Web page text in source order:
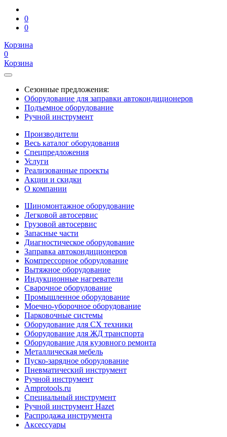
0
0
Корзина
0
Корзина
Сезонные предложения:
Оборудование для заправки автокондиционеров
Подъемное оборудование
Ручной инструмент
Производители
Весь каталог оборудования
Спецпредложения
Услуги
Реализованные проекты
Акции и скидки
О компании
Шиномонтажное оборудование
Легковой автосервис
Грузовой автосервис
Запасные части
Диагностическое оборудование
Заправка автокондиционеров
Компрессорное оборудование
Вытяжное оборудование
Индукционные нагреватели
Сварочное оборудование
Промышленное оборудование
Моечно-уборочное оборудование
Парковочные системы
Оборудование для СХ техники
Оборудование для ЖД транспорта
Оборудование для кузовного ремонта
Металлическая мебель
Пуско-зарядное оборудование
Пневматический инструмент
Ручной инструмент
Amprotools.ru
Специальный инструмент
Ручной инструмент Hazet
Распродажа инструмента
Аксессуары